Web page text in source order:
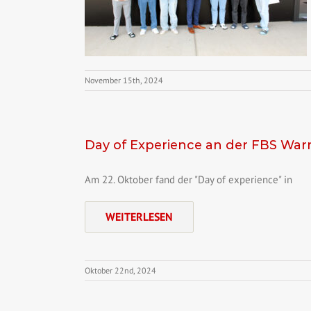
November 15th, 2024
Day of Experience an der FBS
Am 22. Oktober fand der "Day of experience" in
WEITERLESEN
Oktober 22nd, 2024